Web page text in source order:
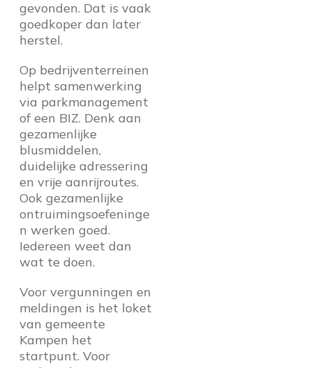
gevonden. Dat is vaak
goedkoper dan later
herstel.
Op bedrijventerreinen
helpt samenwerking
via parkmanagement
of een BIZ. Denk aan
gezamenlijke
blusmiddelen,
duidelijke adressering
en vrije aanrijroutes.
Ook gezamenlijke
ontruimingsoefeninge
n werken goed.
Iedereen weet dan
wat te doen.
Voor vergunningen en
meldingen is het loket
van gemeente
Kampen het
startpunt. Voor